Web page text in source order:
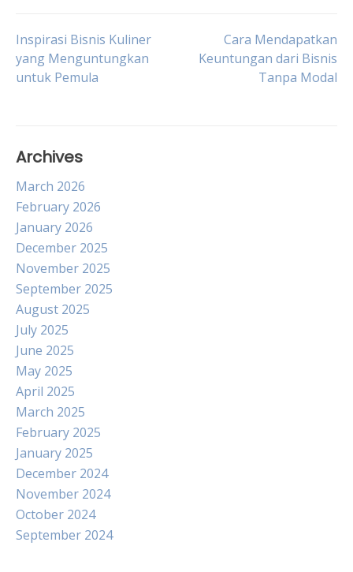
Post
navigation
Inspirasi Bisnis Kuliner
yang Menguntungkan
untuk Pemula
Cara Mendapatkan
Keuntungan dari Bisnis
Tanpa Modal
Archives
March 2026
February 2026
January 2026
December 2025
November 2025
September 2025
August 2025
July 2025
June 2025
May 2025
April 2025
March 2025
February 2025
January 2025
December 2024
November 2024
October 2024
September 2024